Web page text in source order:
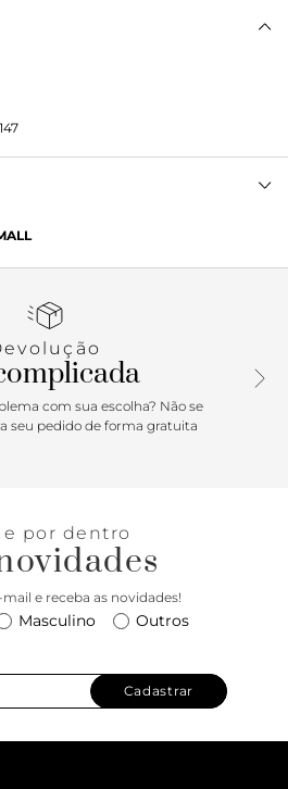
e modernos no dia a dia. O
praticidade, funcionando
conforto e um visual
com sua escolha? Não se
seu pedido de forma gratuita
por dentro
e receba as novidades!
Masculino Outros
Cadastrar